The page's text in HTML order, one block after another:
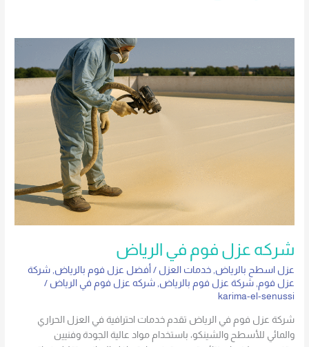
شركه عزل فوم في الرياض
عزل اسطح بالرياض,خدمات العزل / أفضل عزل فوم بالرياض,شركة
عزل فوم,شركة عزل فوم بالرياض,شركه عزل فوم في الرياض /
karima-el-senussi
شركة عزل فوم في الرياض تقدم خدمات احترافية في العزل الحراري
والمائي للأسطح والشينكو، باستخدام مواد عالية الجودة وفنيين
فوم
في
الرياض